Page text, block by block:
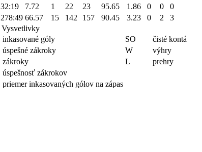
32:19 7.72 1 22 23 95.65 1.86 0 0
0
278:49 66.57 15 142 157 90.45 3.23 0 2
3
Vysvetlivky
inkasované góly SO
čisté kontá
úspešné zákroky W
výhry
zákroky L
prehry
úspešnosť zákrokov
priemer inkasovaných gólov na zápas